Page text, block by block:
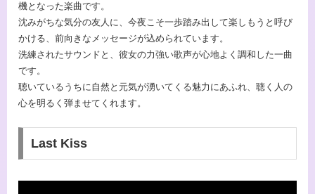
機となった楽曲です。
沈みがちな気分の友人に、今夜こそ一歩踏み出して楽しもうと呼び
かける、前向きなメッセージが込められています。
洗練されたサウンドと、彼女の力強い歌声が心地よく調和した一曲
です。
聴いているうちに自然と元気が湧いてくる魅力にあふれ、聴く人の
心を明るく弾ませてくれます。
Last Kiss